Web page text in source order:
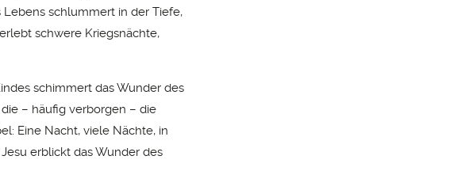
schlummert in der Tiefe,
schwere Kriegsnächte,
schimmert das Wunder des
– häufig verborgen – die
Eine Nacht, viele Nächte, in
erblickt das Wunder des